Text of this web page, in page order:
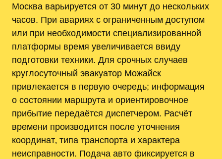
Москва варьируется от 30 минут до нескольких
часов. При авариях с ограниченным доступом
или при необходимости специализированной
платформы время увеличивается ввиду
подготовки техники. Для срочных случаев
круглосуточный эвакуатор Можайск
привлекается в первую очередь; информация
о состоянии маршрута и ориентировочное
прибытие передаётся диспетчером. Расчёт
времени производится после уточнения
координат‚ типа транспорта и характера
неисправности. Подача авто фиксируется в